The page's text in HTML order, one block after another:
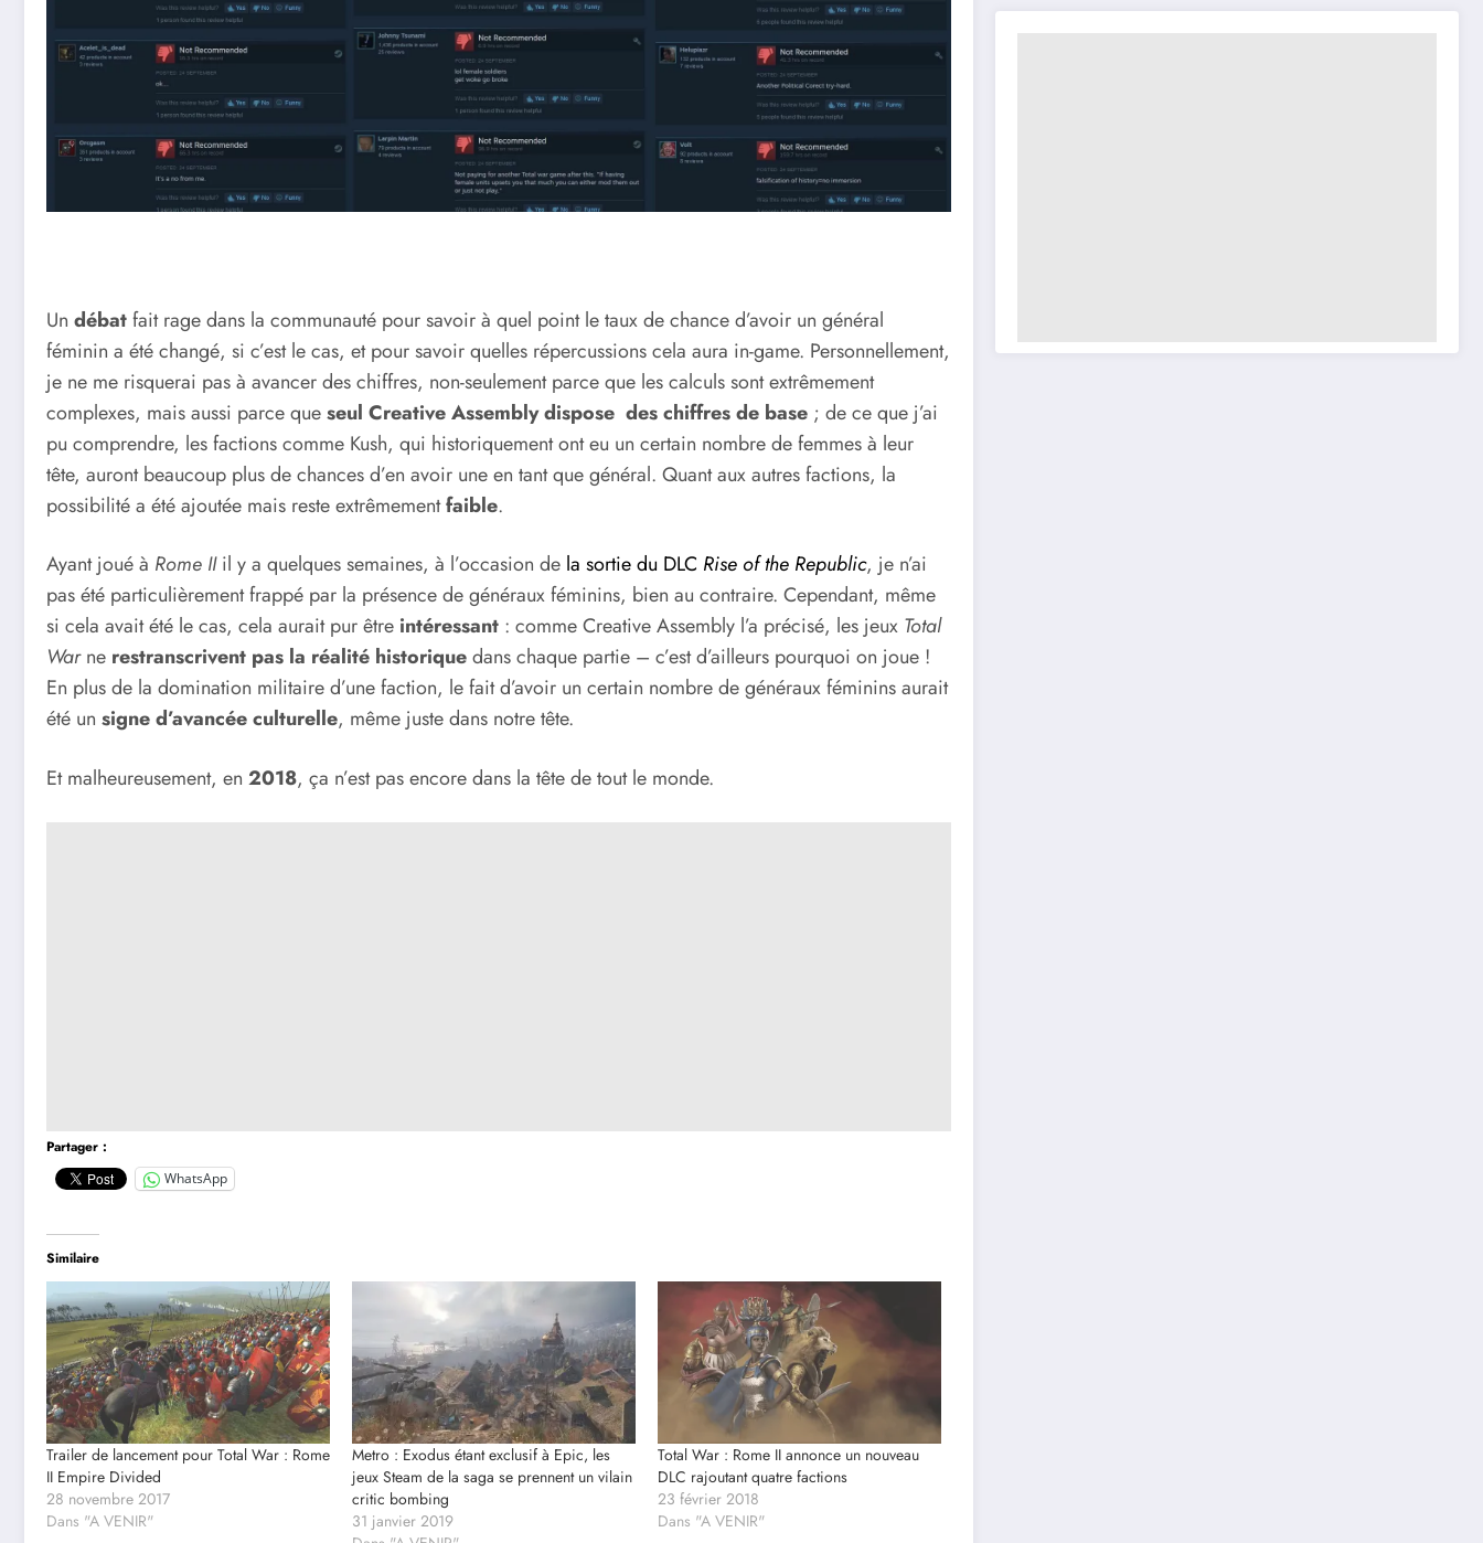
Un débatfait rage dans la communauté pour savoir à quel point le taux de chance d’avoir un général
féminin a été changé, si c’est le cas, et pour savoir quelles répercussions cela aura in-game. Personnellement,
je ne me risquerai pas à avancer des chiffres, non-seulement parce que les calculs sont extrêmement
complexes, mais aussi parce queseul Creative Assembly dispose des chiffres de base ; de ce que j’ai
pu comprendre, les factions comme Kush, qui historiquement ont eu un certain nombre de femmes à leur
tête, auront beaucoup plus de chances d’en avoir une en tant que général. Quant aux autres factions, la
possibilité a été ajoutée mais reste extrêmementfaible.
Ayant joué à Rome IIil y a quelques semaines, à l’occasion de la sortie du DLC Rise of the Republic, je n’ai
pas été particulièrement frappé par la présence de généraux féminins, bien au contraire. Cependant, même
si cela avait été le cas, cela aurait pur être intéressant : comme Creative Assembly l’a précisé, les jeux Total
Warne restranscrivent pas la réalité historiquedans chaque partie – c’est d’ailleurs pourquoi on joue !
En plus de la domination militaire d’une faction, le fait d’avoir un certain nombre de généraux féminins aurait
été un signe d’avancée culturelle, même juste dans notre tête.
Et malheureusement, en 2018, ça n’est pas encore dans la tête de tout le monde.
Partager :
WhatsApp
Similaire
Trailer de lancement pour Total War : Rome
II Empire Divided
28 novembre 2017
Dans "A VENIR"
Metro : Exodus étant exclusif à Epic, les
jeux Steam de la saga se prennent un vilain
critic bombing
31 janvier 2019
Total War : Rome II annonce un nouveau
DLC rajoutant quatre factions
23 février 2018
Dans "A VENIR"